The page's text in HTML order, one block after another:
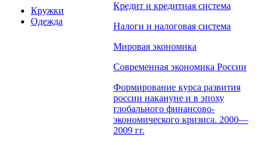
Кружки
Одежда
Кредит и кредитная система
Налоги и налоговая система
Мировая экономика
Современная экономика России
Формирование курса развития
россии накануне и в эпоху
глобального финансово-
экономического кризиса. 2000—
2009 гг.